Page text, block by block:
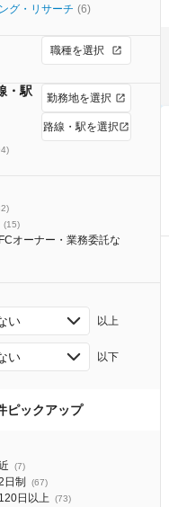
グ・リサーチ (6)
職種を選択
・駅 勤務地を選択
路線・駅を選択
)
)
(15)
オーナー・業務委託な
い 以上
い 以下
ピックアップ
(7)
日制 (67)
日以上 (73)